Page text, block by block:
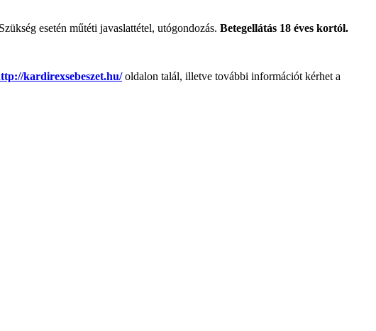
esetén műtéti javaslattétel, utógondozás. Betegellátás 18 éves kortól.
kardirexsebeszet.hu/ oldalon talál, illetve további információt kérhet a